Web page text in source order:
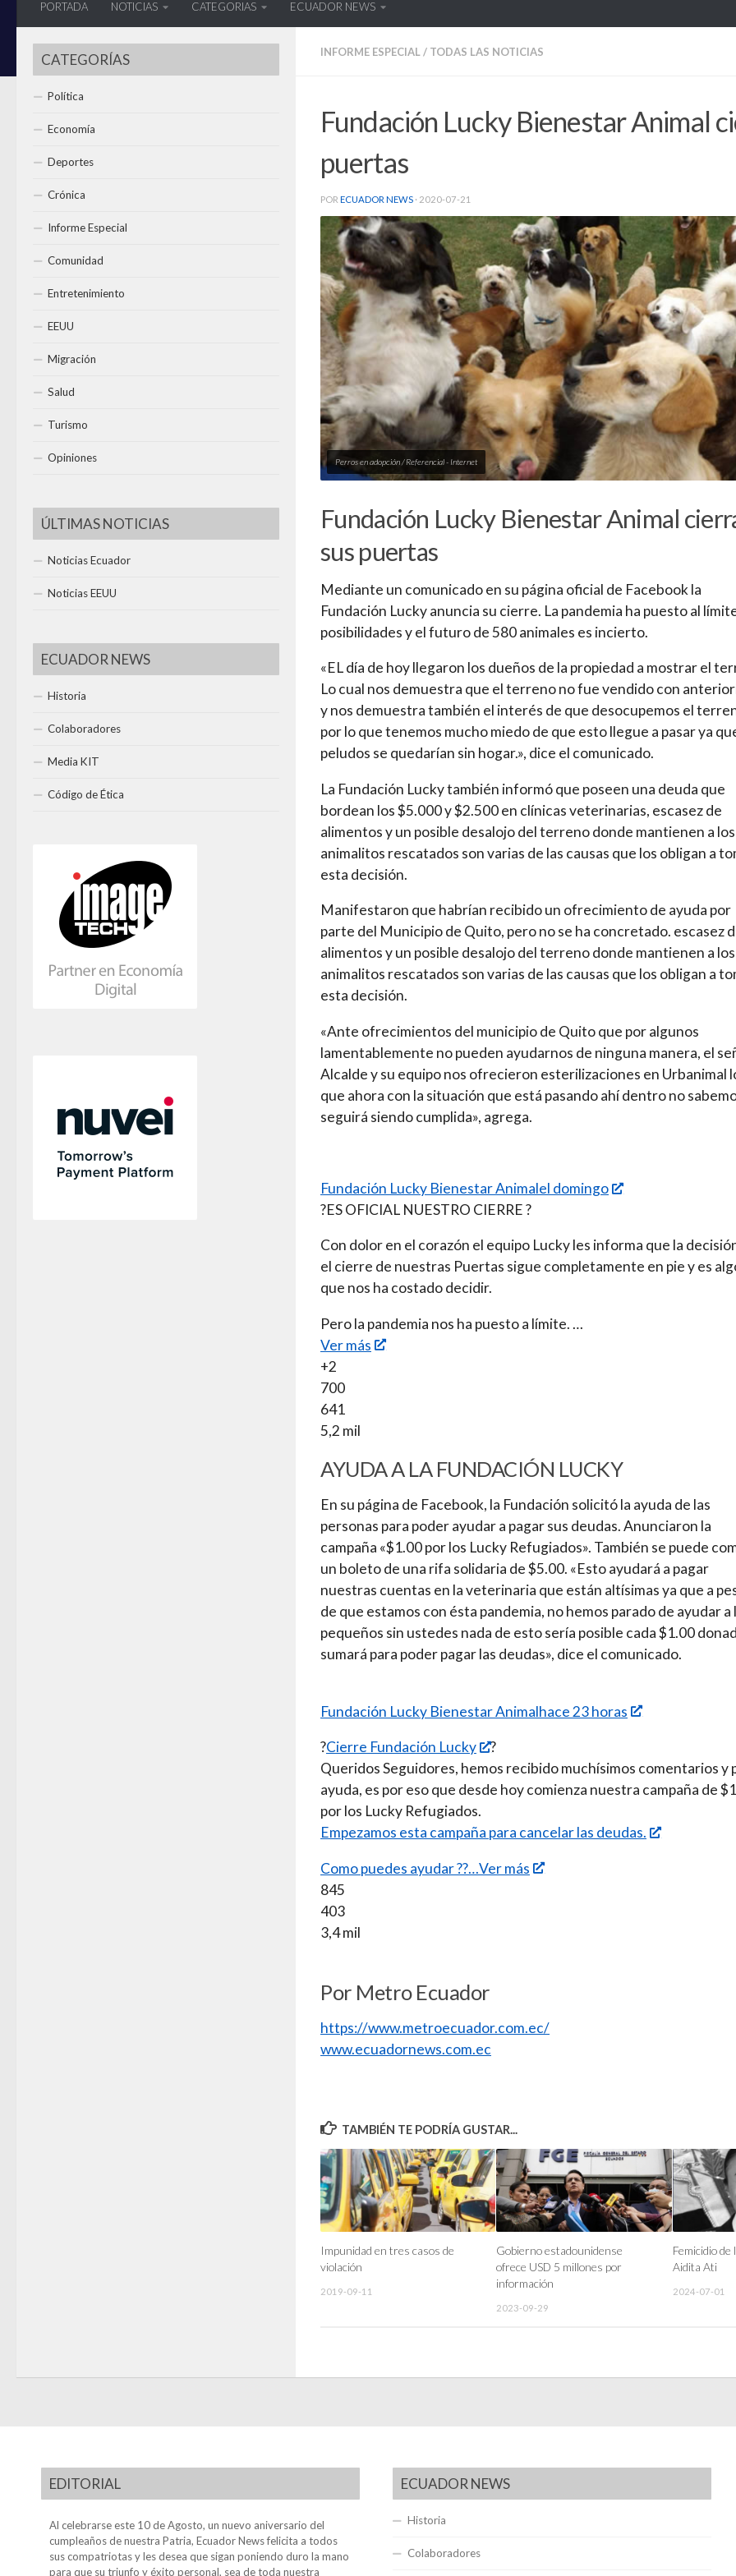
PORTADA NOTICIAS CATEGORIAS ECUADOR NEWS
INFORME ESPECIAL / TODAS LAS NOTICIAS
Fundación Lucky Bienestar Animal
puertas
POR ECUADOR NEWS · 2020-07-21
Perros en adopción / Referencial - Internet
Fundación Lucky Bienestar Animal
sus puertas
Mediante un comunicado en su página oficial de Facebook la
Fundación Lucky anuncia su cierre. La pandemia ha puesto al
posibilidades y el futuro de 580 animales es incierto.
«EL día de hoy llegaron los dueños de la propiedad a mostrar el
Lo cual nos demuestra que el terreno no fue vendido con
y nos demuestra también el interés de que desocupemos el
por lo que tenemos mucho miedo de que esto llegue a pasar ya
peludos se quedarían sin hogar.», dice el comunicado.
La Fundación Lucky también informó que poseen una deuda que
bordean los $5.000 y $2.500 en clínicas veterinarias, escasez de
alimentos y un posible desalojo del terreno donde mantienen a los
animalitos rescatados son varias de las causas que los obligan a
esta decisión.
Manifestaron que habrían recibido un ofrecimiento de ayuda por
parte del Municipio de Quito, pero no se ha concretado. escasez
alimentos y un posible desalojo del terreno donde mantienen a los
animalitos rescatados son varias de las causas que los obligan a
esta decisión.
«Ante ofrecimientos del municipio de Quito que por algunos
lamentablemente no pueden ayudarnos de ninguna manera, el
Alcalde y su equipo nos ofrecieron esterilizaciones en Urbanimal
que ahora con la situación que está pasando ahí dentro no
seguirá siendo cumplida», agrega.
Fundación Lucky Bienestar Animalel domingo
?ES OFICIAL NUESTRO CIERRE ?
Con dolor en el corazón el equipo Lucky les informa que la
el cierre de nuestras Puertas sigue completamente en pie y es
que nos ha costado decidir.
Pero la pandemia nos ha puesto a límite. …
Ver más
+2
700
641
5,2 mil
AYUDA A LA FUNDACIÓN LUCKY
En su página de Facebook, la Fundación solicitó la ayuda de las
personas para poder ayudar a pagar sus deudas. Anunciaron la
campaña «$1.00 por los Lucky Refugiados». También se puede
un boleto de una rifa solidaria de $5.00. «Esto ayudará a pagar
nuestras cuentas en la veterinaria que están altísimas ya que a
de que estamos con ésta pandemia, no hemos parado de ayudar a
pequeños sin ustedes nada de esto sería posible cada $1.00
sumará para poder pagar las deudas», dice el comunicado.
Fundación Lucky Bienestar Animalhace 23 horas
?Cierre Fundación Lucky
?
Queridos Seguidores, hemos recibido muchísimos comentarios y
ayuda, es por eso que desde hoy comienza nuestra campaña de
por los Lucky Refugiados.
Empezamos esta campaña para cancelar las deudas.
Como puedes ayudar ??…Ver más
845
403
3,4 mil
Por Metro Ecuador
https://www.metroecuador.com.ec/
www.ecuadornews.com.ec
TAMBIÉN TE PODRÍA GUSTAR...
Impunidad en tres casos de
violación
2019-09-11
Gobierno estadounidense
ofrece USD 5 millones por
información
2023-09-29
Femicidio
Aidita Ati
2024-07-01
CATEGORÍAS
Política
Economía
Deportes
Crónica
Informe Especial
Comunidad
Entretenimiento
EEUU
Migración
Salud
Turismo
Opiniones
ÚLTIMAS NOTICIAS
Noticias Ecuador
Noticias EEUU
ECUADOR NEWS
Historia
Colaboradores
Media KIT
Código de Ética
EDITORIAL
Al celebrarse este 10 de Agosto, un nuevo aniversario del
cumpleaños de nuestra Patria, Ecuador News felicita a todos
sus compatriotas y les desea que sigan poniendo duro la mano
para que su triunfo y éxito personal, sea de toda nuestra
ECUADOR NEWS
Historia
Colaboradores